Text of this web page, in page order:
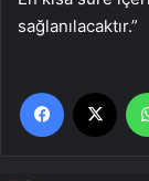
sağlanılacaktır.”
Facebook